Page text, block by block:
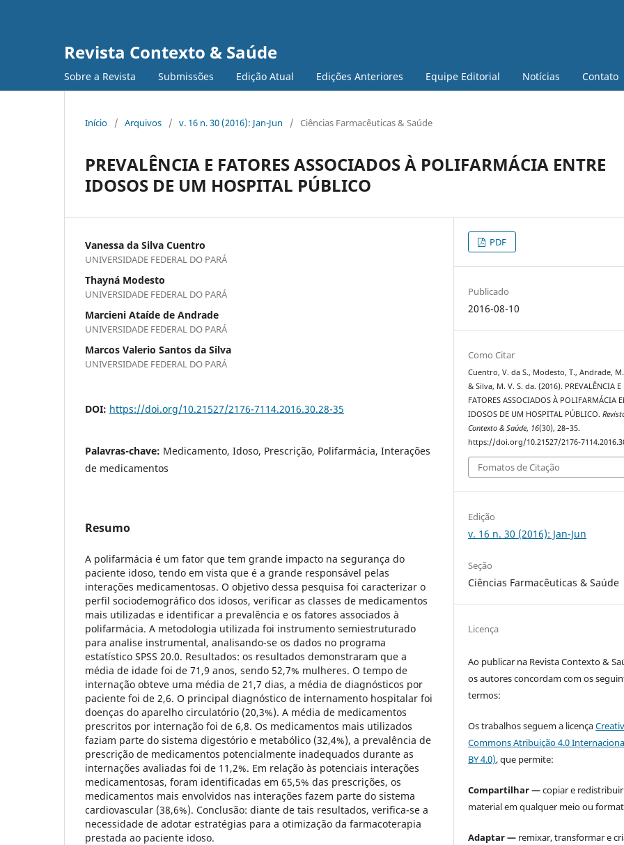
Revista Contexto & Saúde
Sobre a Revista Submissões Edição Atual Edições Anteriores Equipe Editorial Notícias Contato
Início / Arquivos / v. 16 n. 30 (2016): Jan-Jun / Ciências Farmacêuticas & Saúde
PREVALÊNCIA E FATORES ASSOCIADOS À POLIFARMÁCIA ENTRE
IDOSOS DE UM HOSPITAL PÚBLICO
Vanessa da Silva Cuentro
UNIVERSIDADE FEDERAL DO PARÁ
Thayná Modesto
UNIVERSIDADE FEDERAL DO PARÁ
Marcieni Ataíde de Andrade
UNIVERSIDADE FEDERAL DO PARÁ
Marcos Valerio Santos da Silva
UNIVERSIDADE FEDERAL DO PARÁ
DOI: https://doi.org/10.21527/2176-7114.2016.30.28-35
Palavras-chave: Medicamento, Idoso, Prescrição, Polifarmácia, Interações
de medicamentos
Resumo
A polifarmácia é um fator que tem grande impacto na segurança do
paciente idoso, tendo em vista que é a grande responsável pelas
interações medicamentosas. O objetivo dessa pesquisa foi caracterizar o
perfil sociodemográfico dos idosos, verificar as classes de medicamentos
mais utilizadas e identificar a prevalência e os fatores associados à
polifarmácia. A metodologia utilizada foi instrumento semiestruturado
para analise instrumental, analisando-se os dados no programa
estatístico SPSS 20.0. Resultados: os resultados demonstraram que a
média de idade foi de 71,9 anos, sendo 52,7% mulheres. O tempo de
internação obteve uma média de 21,7 dias, a média de diagnósticos por
paciente foi de 2,6. O principal diagnóstico de internamento hospitalar foi
doenças do aparelho circulatório (20,3%). A média de medicamentos
prescritos por internação foi de 6,8. Os medicamentos mais utilizados
faziam parte do sistema digestório e metabólico (32,4%), a prevalência de
prescrição de medicamentos potencialmente inadequados durante as
internações avaliadas foi de 11,2%. Em relação às potenciais interações
medicamentosas, foram identificadas em 65,5% das prescrições, os
medicamentos mais envolvidos nas interações fazem parte do sistema
cardiovascular (38,6%). Conclusão: diante de tais resultados, verifica-se a
necessidade de adotar estratégias para a otimização da farmacoterapia
prestada ao paciente idoso.
PDF
Publicado
2016-08-10
Como Citar
Cuentro, V. da S., Modesto, T., Andrade,
& Silva, M. V. S. da. (2016). PREVALÊNCIA E
FATORES ASSOCIADOS À POLIFARMÁCIA
IDOSOS DE UM HOSPITAL PÚBLICO.
Contexto & Saúde, 16(30), 28–35.
https://doi.org/10.21527/2176-
Fomatos de Citação
Edição
v. 16 n. 30 (2016): Jan-Jun
Seção
Ciências Farmacêuticas & Saúde
Licença
Ao publicar na Revista Contexto &
os autores concordam com os
termos:
Os trabalhos seguem a licença
Commons Atribuição 4.0
BY 4.0), que permite:
Compartilhar —copiar e
material em qualquer meio ou
Adaptar — remixar, transformar e